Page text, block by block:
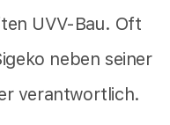
UVV-Bau. Oft
neben seiner
verantwortlich.